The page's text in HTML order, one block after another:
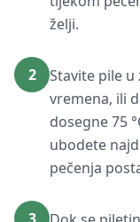
želji.
2
Stavite pile
vremena, ili
dosegne 75
ubodete
pečenja